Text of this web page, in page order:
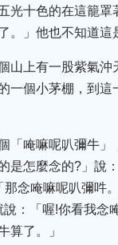
十色的在這籠
」他也不知道這
山上有一股紫氣
一個小茅棚，到
「唵嘛呢叭彌牛
是怎麼念的?」說
念唵嘛呢叭彌吽
：「喔!你看我
算了。」